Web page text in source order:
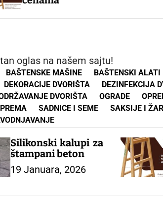
oglas na našem sajtu!
BAŠTENSKE MAŠINE BAŠTENSKI ALATI
DEKORACIJE DVORIŠTA DEZINFEKCIJA
DVORIŠTA OGRADE
SADNICE I SEME SAKSIJE I
Silikonski kalupi za
štampani beton
19 Januara, 2026